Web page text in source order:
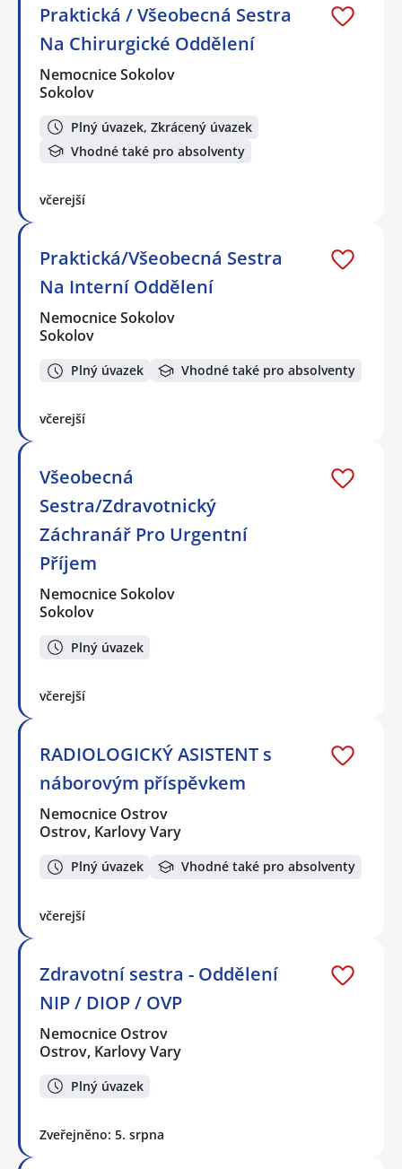
Praktická / Všeobecná Sestra
Na Chirurgické Oddělení
Nemocnice Sokolov
Sokolov
Plný úvazek, Zkrácený úvazek
Vhodné také pro absolventy
včerejší
Praktická/Všeobecná Sestra
Na Interní Oddělení
Nemocnice Sokolov
Sokolov
Plný úvazek Vhodné také pro absolventy
včerejší
Všeobecná
Sestra/Zdravotnický
Záchranář Pro Urgentní
Příjem
Nemocnice Sokolov
Sokolov
Plný úvazek
včerejší
RADIOLOGICKÝ ASISTENT s
náborovým příspěvkem
Nemocnice Ostrov
Ostrov, Karlovy Vary
Plný úvazek Vhodné také pro absolventy
včerejší
Zdravotní sestra - Oddělení
NIP / DIOP / OVP
Nemocnice Ostrov
Ostrov, Karlovy Vary
Plný úvazek
Zveřejněno: 5. srpna